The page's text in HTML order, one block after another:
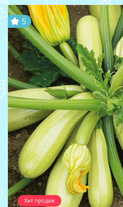
Хит продаж
5